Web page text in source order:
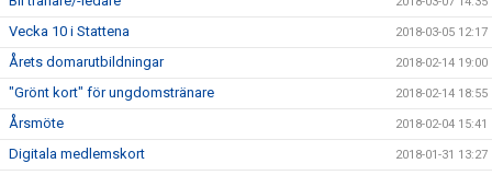
Vecka 10 i Stattena 2018-03-05 12:17
Årets domarutbildningar 2018-02-14 19:00
"Grönt kort" för ungdomstränare 2018-02-14 18:55
Årsmöte 2018-02-04 15:41
Digitala medlemskort 2018-01-31 13:27